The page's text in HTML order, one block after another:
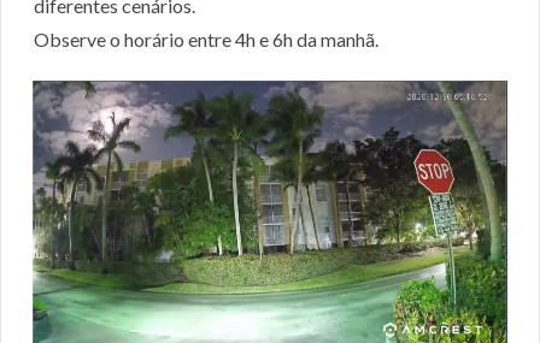
diferentes cenários.
Observe o horário entre 4h e 6h da manhã.